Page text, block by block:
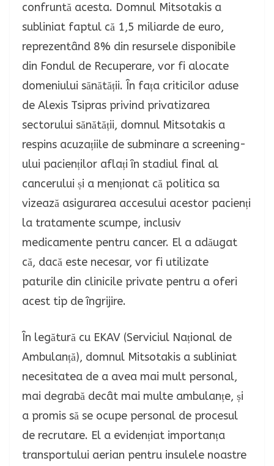
confruntă acesta. Domnul Mitsotakis a
subliniat faptul că 1,5 miliarde de euro,
reprezentând 8% din resursele disponibile
din Fondul de Recuperare, vor fi alocate
domeniului sănătății. În fața criticilor aduse
de Alexis Tsipras privind privatizarea
sectorului sănătății, domnul Mitsotakis a
respins acuzațiile de subminare a screening-
ului pacienților aflați în stadiul final al
cancerului și a menționat că politica sa
vizează asigurarea accesului acestor pacienți
la tratamente scumpe, inclusiv
medicamente pentru cancer. El a adăugat
că, dacă este necesar, vor fi utilizate
paturile din clinicile private pentru a oferi
acest tip de îngrijire.
În legătură cu EKAV (Serviciul Național de
Ambulanță), domnul Mitsotakis a subliniat
necesitatea de a avea mai mult personal,
mai degrabă decât mai multe ambulanțe, și
a promis să se ocupe personal de procesul
de recrutare. El a evidențiat importanța
transportului aerian pentru insulele noastre